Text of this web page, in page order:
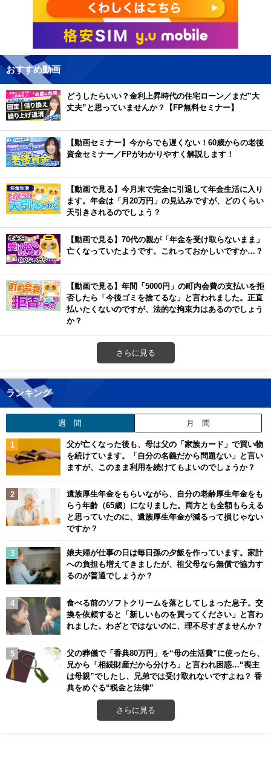
おすすめ動画
どうしたらいい？金利上昇時代の住宅ローン／まだ”大
丈夫”と思っていませんか？【FP無料セミナー】
【動画セミナー】今からでも遅くない！60歳からの老後
資金セミナー／FPがわかりやすく解説します！
【動画で見る】今月末で完全に引退して年金生活に入り
ます。年金は「月20万円」の見込みですが、どのくらい
天引きされるのでしょう？
【動画で見る】70代の親が「年金を受け取らないまま」
亡くなっていたようです。これっておかしいですか…？
【動画で見る】年間「5000円」の町内会費の支払いを拒
否したら「今後ゴミを捨てるな」と言われました。正直
払いたくないのですが、法的な拘束力はあるのでしょう
か？
さらに見る
ランキング
週 間 月 間
父が亡くなった後も、母は父の「家族カード」で買い物
を続けています。「自分の名義だから問題ない」と言い
ますが、このまま利用を続けてもよいのでしょうか？
遺族厚生年金をもらいながら、自分の老齢厚生年金をも
らう年齢（65歳）になりました。両方とも全額もらえる
と思っていたのに、遺族厚生年金が減るって損じゃない
ですか？
娘夫婦が仕事の日は毎日孫の夕飯を作っています。家計
への負担も増えてきましたが、祖父母なら無償で協力す
るのが普通でしょうか？
食べる前のソフトクリームを落としてしまった息子。交
換を依頼すると「新しいものを買ってください」と言わ
れました。わざとではないのに、理不尽すぎませんか？
父の葬儀で「香典80万円」を“母の生活費”に使ったら、
兄から「相続財産だから分けろ」と言われ困惑…“喪主
は母親”でしたし、兄弟では受け取れないですよね？ 香
典をめぐる“税金と法律”
さらに見る